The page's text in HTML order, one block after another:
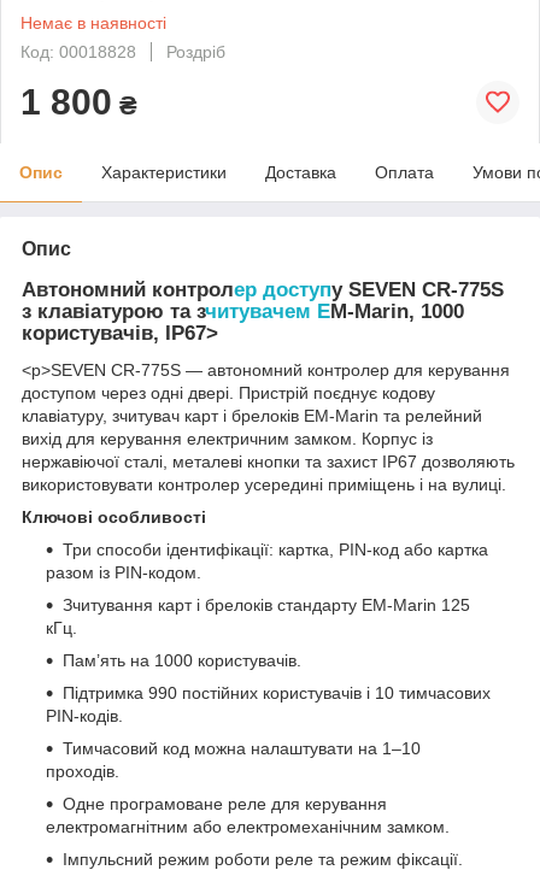
Немає в наявності
Код: 00018828
Роздріб
1 800 ₴
Опис Характеристики Доставка Оплата Умови
Опис
Автономний контролер доступу SEVEN CR-775S
з клавіатурою та зчитувачем EM-Marin, 1000
користувачів, IP67>
<p>SEVEN CR-775S — автономний контролер для керування
доступом через одні двері. Пристрій поєднує кодову
клавіатуру, зчитувач карт і брелоків EM-Marin та релейний
вихід для керування електричним замком. Корпус із
нержавіючої сталі, металеві кнопки та захист IP67 дозволяють
використовувати контролер усередині приміщень і на вулиці.
Ключові особливості
Три способи ідентифікації: картка, PIN-код або картка
разом із PIN-кодом.
Зчитування карт і брелоків стандарту EM-Marin 125
кГц.
Пам’ять на 1000 користувачів.
Підтримка 990 постійних користувачів і 10 тимчасових
PIN-кодів.
Тимчасовий код можна налаштувати на 1–10
проходів.
Одне програмоване реле для керування
електромагнітним або електромеханічним замком.
Імпульсний режим роботи реле та режим фіксації.